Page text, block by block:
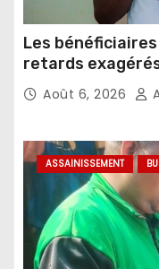
Les bénéficiaires
retards
agricoles
Août 6, 2026
ASSAINISSEMENT